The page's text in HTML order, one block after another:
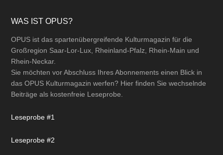
Footer
WAS IST OPUS?
OPUS ist das spartenübergreifende Kulturmagazin für die
Großregion Saar-Lor-Lux, Rheinland-Pfalz, Rhein-Main und
Rhein-Neckar.
Sie möchten vor Abschluss Ihres Abonnements einen Blick in
das OPUS Kulturmagazin werfen? Hier finden Sie wechselnde
Beiträge als kostenfreie Leseprobe.
Leseprobe #1
Leseprobe #2